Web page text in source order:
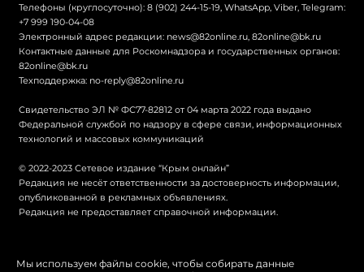
Телефоны (круглосуточно): 8 (902) 244-15-19, WhatsApp, Viber, Telegram:
+7 999 190-04-08
Электронный адрес редакции: news@82online.ru 82online@bk.ru
Контактные данные для Роскомнадзора и государственных органов:
82online@bk.ru
Техподдержка: no-reply@82online.ru
Свидетельство ЭЛ № ФС77-82812 от 04 марта 2022 года выдано
Федеральной службой по надзору в сфере связи, информационных
технологий и массовых коммуникаций
© 2022-2023 Сетевое издание “Крым онлайн”
Редакция не несёт ответственности за достоверность информации,
опубликованной в рекламных объявлениях.
Редакция не предоставляет справочной информации.
© Крым онлайн
Мы используем файлы cookie, чтобы собирать данные